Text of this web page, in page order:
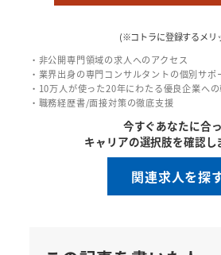
(※コトラに登録するメリ
・非公開専門領域の求人へのアクセス
・業界出身の専門コンサルタントの個別サポ
・10万人が使った20年にわたる優良企業へ
・職務経歴書/面接対策の徹底支援
今すぐあなたに合
キャリアの選択肢を確認し
関連求人を探